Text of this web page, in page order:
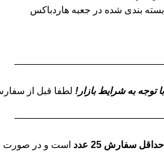
بسته بندی شده در جعبه هاردباکس
———————————————–
با توجه به شرایط بازار! لطفا قبل از
———————————————–
حداقل سفارش 25 عدد است و در صورت سفارش بالای 50 عدد، برای